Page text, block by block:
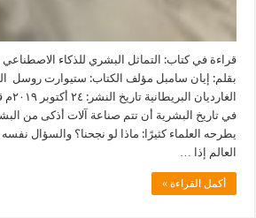
قراءة في كتاب: التماثل البشري للذكاء
بقلم: إيان سامبل مؤلف الكتاب: ستيوارت روسل
في تاريخ البشرية أن تتم صناعة آلات أذكى من
يطرحه العلماء كثيرًا: ماذا لو نجحنا؟ والسؤال
العالم إذا …
أكمل القراءة »